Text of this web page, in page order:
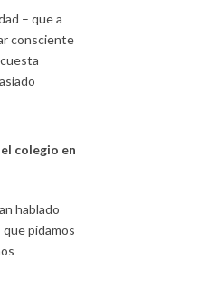
– que a
consciente
colegio en
hablado
pidamos